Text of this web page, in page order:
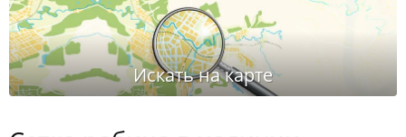
Столбы для забора 2
Шифер 25
Штакетник металлический 48